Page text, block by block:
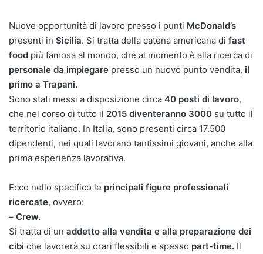
Nuove opportunità di lavoro presso i punti McDonald’s
presenti in Sicilia. Si tratta della catena americana di fast
food più famosa al mondo, che al momento è alla ricerca di
personale da impiegare presso un nuovo punto vendita, il
primo a Trapani.
Sono stati messi a disposizione circa 40 posti di lavoro,
che nel corso di tutto il 2015 diventeranno 3000 su tutto il
territorio italiano. In Italia, sono presenti circa 17.500
dipendenti, nei quali lavorano tantissimi giovani, anche alla
prima esperienza lavorativa.
Ecco nello specifico le principali figure professionali
ricercate, ovvero:
– Crew.
Si tratta di un addetto alla vendita e alla preparazione dei
cibi che lavorerà su orari flessibili e spesso part-time. Il